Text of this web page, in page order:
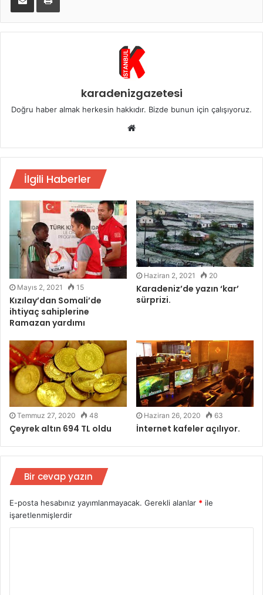
karadenizgazetesi
Doğru haber almak herkesin hakkıdır. Bizde bunun için çalışıyoruz.
Web
İlgili Haberler
Mayıs 2, 2021 15
Kızılay’dan Somali’de
ihtiyaç sahiplerine
Ramazan yardımı
Haziran 2, 2021 20
Karadeniz’de yazın ‘kar’
sürprizi.
Temmuz 27, 2020 48
Çeyrek altın 694 TL oldu
Haziran 26, 2020 63
İnternet kafeler açılıyor.
Bir cevap yazın
E-posta hesabınız yayımlanmayacak. Gerekli alanlar * ile
işaretlenmişlerdir